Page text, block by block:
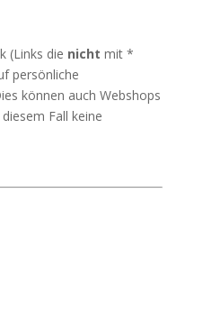
(Links die nicht mit *
persönliche
können auch Webshops
Fall keine